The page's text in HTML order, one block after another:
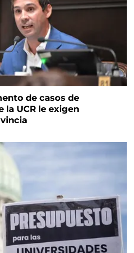
de casos de
la UCR le exigen